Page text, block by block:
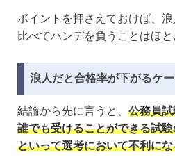
ポイントを押さえておけば、
比べてハンデを負うことはほと
浪人だと合格率が下がるケ
結論から先に言うと、 公務員
誰でも受けることができる試
といって選考において不利に